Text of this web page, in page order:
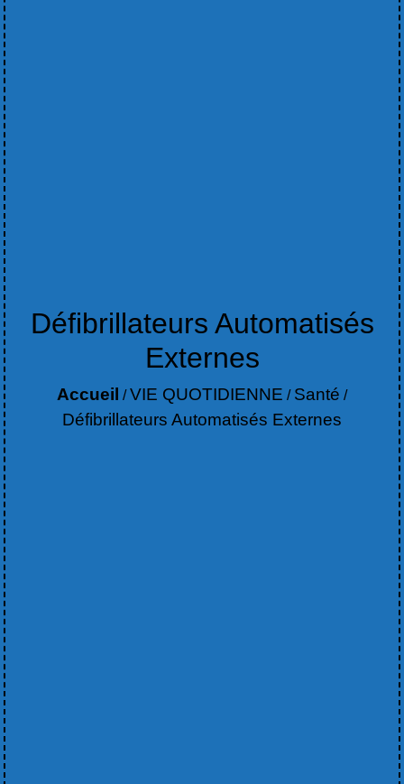
Défibrillateurs Automatisés
Externes
Accueil /VIE QUOTIDIENNE / Santé /
Défibrillateurs Automatisés Externes